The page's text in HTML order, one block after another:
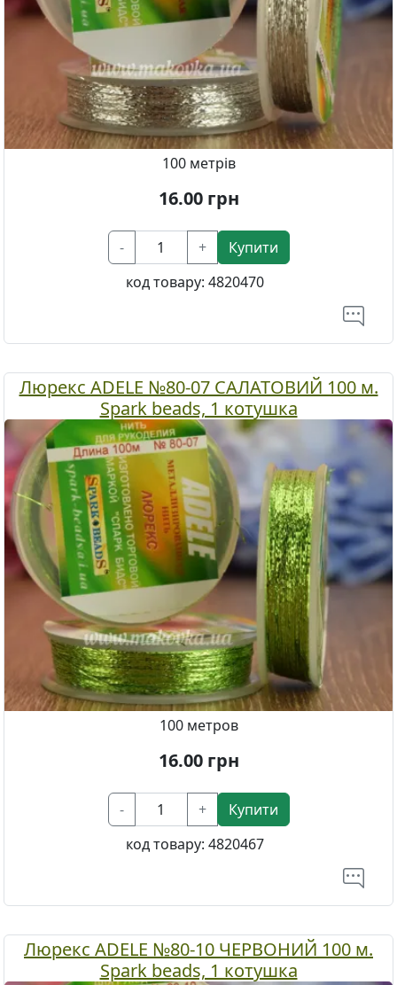
100 метрів
16.00грн
- +
Купити
код товару: 4820470
Люрекс ADELE №80-07 САЛАТОВИЙ 100 м.
Spark beads, 1 котушка
100 метров
16.00грн
- +
Купити
код товару: 4820467
Люрекс ADELE №80-10 ЧЕРВОНИЙ 100 м.
Spark beads, 1 котушка